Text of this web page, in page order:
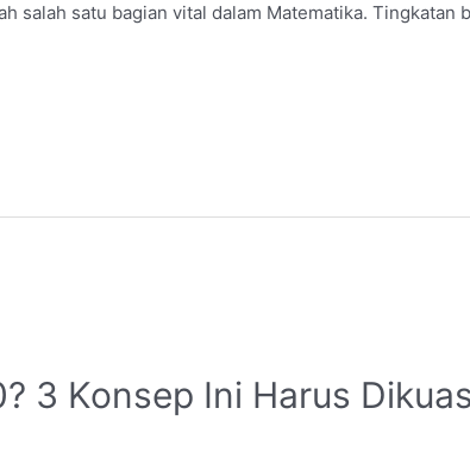
salah satu bagian vital dalam Matematika.
3 Konsep Ini Harus